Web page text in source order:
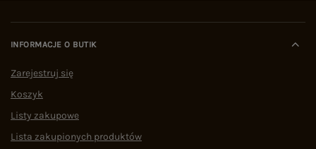
INFORMACJE O BUTIK
Zarejestruj się
Koszyk
Listy zakupowe
Lista zakupionych produktów